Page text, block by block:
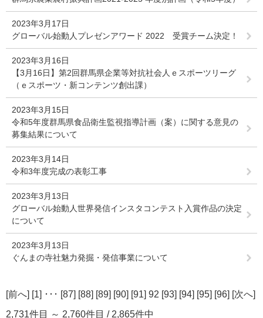
2023年3月17日
グローバル始動人プレゼンアワード 2022 受賞チーム決定！
2023年3月16日
【3月16日】第2回群馬県企業等対抗社会人ｅスポーツリーグ
（ｅスポーツ・新コンテンツ創出課）
2023年3月15日
令和5年度群馬県食品衛生監視指導計画（案）に関する意見の
募集結果について
2023年3月14日
令和3年度完成の表彰工事
2023年3月13日
グローバル始動人世界発信インスタコンテスト入賞作品の決定
について
2023年3月13日
ぐんまの寺社魅力発掘・発信事業について
[前へ] [1] ･･･ [87] [88] [89] [90] [91] 92 [93] [94] [95] [96] [次へ]
2,731件目 ～ 2,760件目 / 2,865件中